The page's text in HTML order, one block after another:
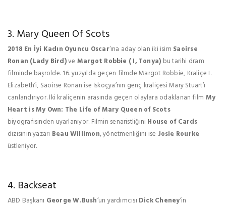
3. Mary Queen Of Scots
2018 En İyi Kadın Oyuncu Oscar‘ına aday olan iki isim Saoirse
Ronan (Lady Bird)ve Margot Robbie ( I, Tonya) bu tarihi dram
filminde başrolde.16. yüzyılda geçen filmde Margot Robbie, Kraliçe I.
Elizabeth’i, Saoirse Ronan ise İskoçya’nın genç kraliçesi Mary Stuart’ı
canlandırıyor. İki kraliçenin arasında geçen olaylara odaklanan film My
Heart is My Own: The Life of Mary Queen of Scots
biyografisinden uyarlanıyor. Filmin senaristliğini House of Cards
dizisinin yazarı Beau Willimon, yönetmenliğini ise Josie Rourke
üstleniyor.
4. Backseat
ABD Başkanı George W.Bush‘un yardımcısı Dick Cheney‘in